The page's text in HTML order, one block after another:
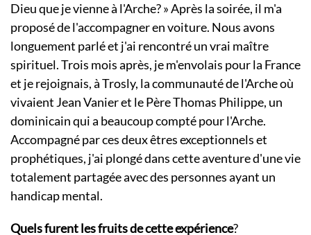
Dieu que je vienne à l'Arche? » Après la soirée, il m'a
proposé de l'accompagner en voiture. Nous avons
longuement parlé et j'ai rencontré un vrai maître
spirituel. Trois mois après, je m'envolais pour la France
et je rejoignais, à Trosly, la communauté de l'Arche où
vivaient Jean Vanier et le Père Thomas Philippe, un
dominicain qui a beaucoup compté pour l'Arche.
Accompagné par ces deux êtres exceptionnels et
prophétiques, j'ai plongé dans cette aventure d'une vie
totalement partagée avec des personnes ayant un
handicap mental.
Quels furent les fruits de cette expérience?